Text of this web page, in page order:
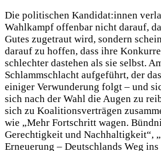
Die politischen Kandidat:innen
Wahlkampf offenbar nicht darauf,
Gutes zugetraut wird, sondern
darauf zu hoffen, dass ihre
schlechter dastehen als sie selbst.
Schlammschlacht aufgeführt, der
einiger Verwunderung folgt – und
sich nach der Wahl die Augen zu
sich zu Koalitionsverträgen
wie „Mehr Fortschritt wagen.
Gerechtigkeit und Nachhaltigkeit“,
Erneuerung – Deutschlands Weg